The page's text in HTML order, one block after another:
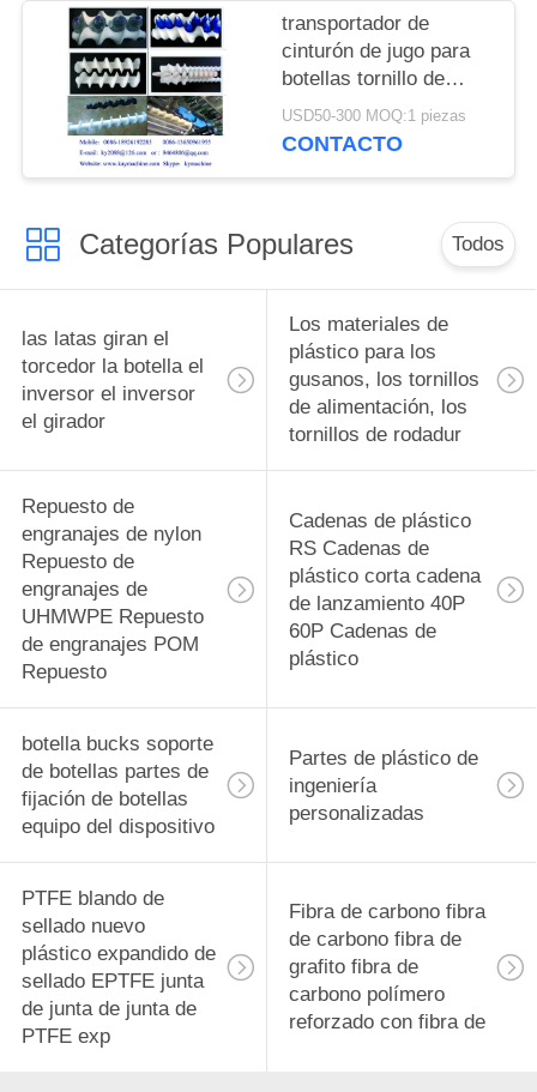
transportador de
cinturón de jugo para
botellas tornillo de
alimentación para
botellas tornillos de
equipos de
USD50-300 MOQ:1 piezas
CONTACTO
Categorías Populares Todos
las latas giran el
torcedor la botella el
inversor el inversor
el girador
Los materiales de
plástico para los
gusanos, los tornillos
de alimentación, los
tornillos de rodadur
Repuesto de
engranajes de nylon
Repuesto de
engranajes de
UHMWPE Repuesto
de engranajes POM
Repuesto
Cadenas de plástico
RS Cadenas de
plástico corta cadena
de lanzamiento 40P
60P Cadenas de
plástico
botella bucks soporte
de botellas partes de
fijación de botellas
equipo del dispositivo
Partes de plástico de
ingeniería
personalizadas
PTFE blando de
sellado nuevo
plástico expandido de
sellado EPTFE junta
de junta de junta de
PTFE exp
Fibra de carbono fibra
de carbono fibra de
grafito fibra de
carbono polímero
reforzado con fibra de